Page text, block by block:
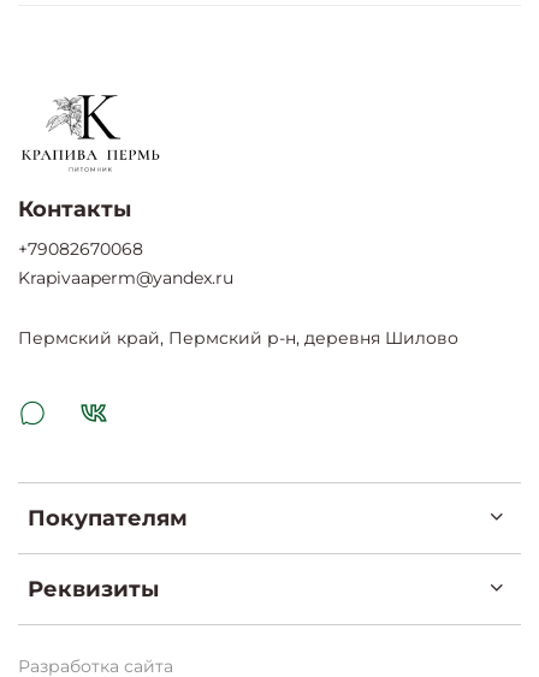
Покупателям
Реквизиты
Контакты
+79082670068
Krapivaaperm@yandex.ru
Пермский край, Пермский р-н, деревня Шилово
Разработка сайта